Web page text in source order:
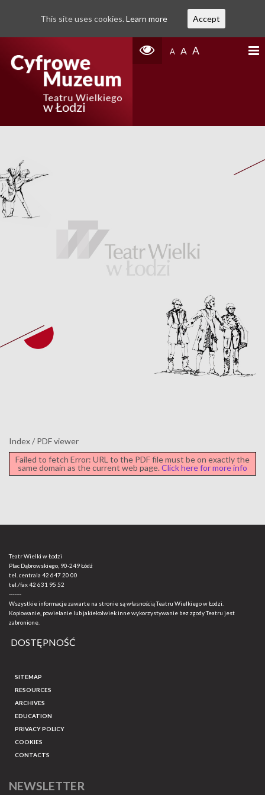
A A A
Index/ PDF viewer
Failed to fetch Error: URL to the PDF file must be on exactly the
same domain as the current web page.Click here for more info
Teatr Wielki w Łodzi
Plac Dąbrowskiego, 90-249 Łódź
tel. centrala 42 647 20 00
tel./fax42 631 95 52
-------
Wszystkie informacje zawarte na stronie są własnością Teatru Wielkiego w Łodzi.
Kopiowanie, powielanie lub jakiekolwiek inne wykorzystywanie bez zgody Teatru jest
zabronione.
DOSTĘPNOŚĆ
SITEMAP
RESOURCES
ARCHIVES
EDUCATION
PRIVACY POLICY
COOKIES
CONTACTS
NEWSLETTER
This site uses cookies. Learn more Accept